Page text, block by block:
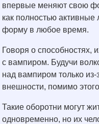
впервые меняют свою
как полностью
форму в любое время.
Говоря о способностях,
с вампиром. Будучи
над вампиром только
внешности, помимо
Такие оборотни могут
одновременно, но их